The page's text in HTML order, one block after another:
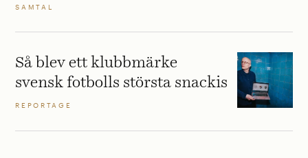
SAMTAL
Så blev ett klubbmärke
svensk fotbolls största snackis
REPORTAGE